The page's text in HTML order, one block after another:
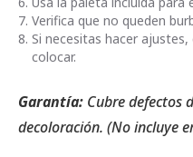
Verifica que no queden
Si necesitas hacer ajustes,
colocar.
Garantía: Cubre defectos
decoloración. (No incluye